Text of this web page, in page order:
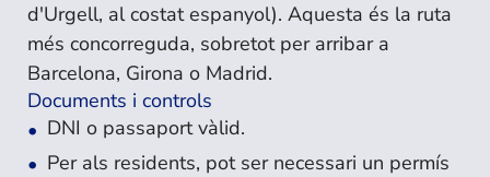
d'Urgell, al costat espanyol). Aquesta és la ruta
més concorreguda, sobretot per arribar a
Barcelona, Girona o Madrid.
Documents i controls
DNI o passaport vàlid.
Per als residents, pot ser necessari un permís